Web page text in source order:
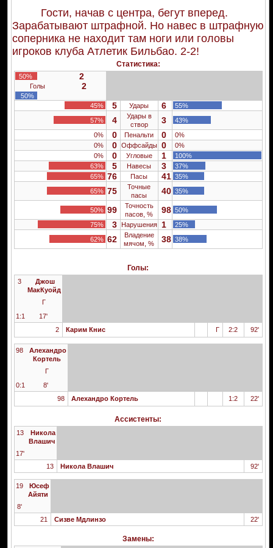
Гости, начав с центра, бегут вперед.
Зарабатывают штрафной. Но навес в штрафную
соперника не находит там ноги или головы
игроков клуба Атлетик Бильбао. 2-2!
Статистика:
50% 2
Голы 2
50%
45%
5 Удары 6
55%
57%
4
Удары в
створ
3
43%
0%
0 Пенальти 0
0%
0%
0 Оффсайды 0
0%
0%
0 Угловые 1
100%
63%
5 Навесы 3
37%
65% 76 Пасы 41 35%
65% 75
Точные
пасы
40 35%
50% 99
Точность
пасов, %
98 50%
75%
3 Нарушения 1
25%
62% 62
Владение
мячом, %
38 38%
Голы:
3
Джош
МакКуойд
Г
1:1
17'
2
Карим Книс Г 2:2 92'
98
Алехандро
Кортель
Г
0:1
8'
98
Алехандро Кортель 1:2 22'
Ассистенты:
13
Никола
Влашич
17'
13
Никола Влашич 92'
19
Юсеф
Айяти
8'
21
Сизве Мдлинзо 22'
Замены: